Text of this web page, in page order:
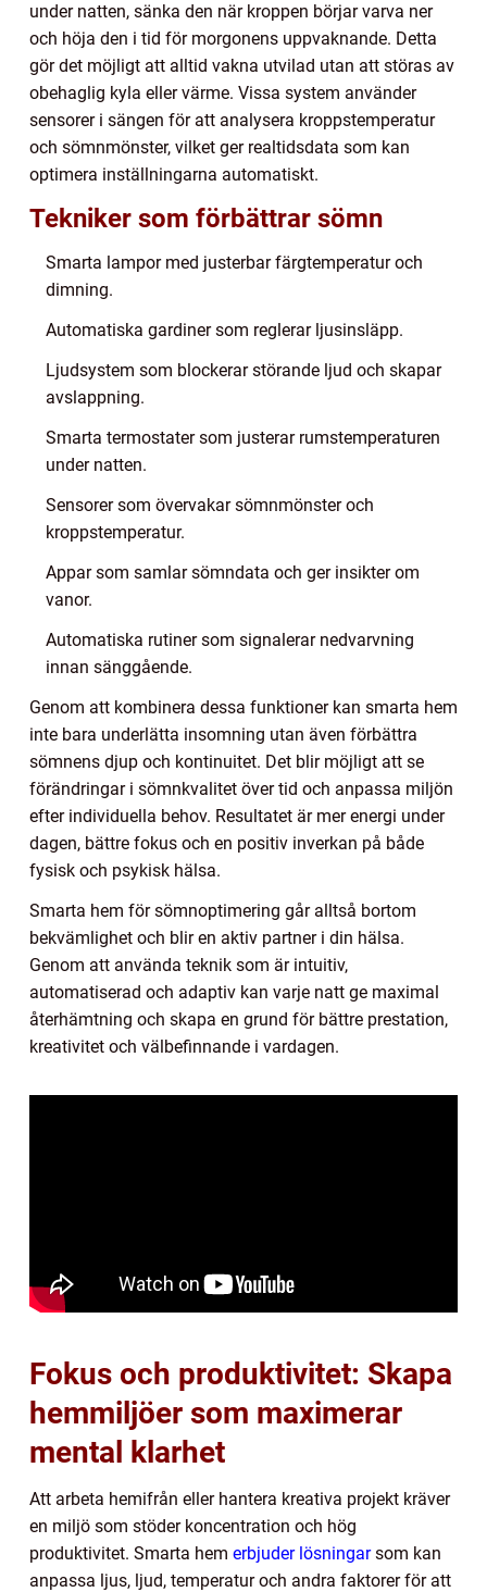
under natten, sänka den när kroppen börjar varva ner
och höja den i tid för morgonens uppvaknande. Detta
gör det möjligt att alltid vakna utvilad utan att störas av
obehaglig kyla eller värme. Vissa system använder
sensorer i sängen för att analysera kroppstemperatur
och sömnmönster, vilket ger realtidsdata som kan
optimera inställningarna automatiskt.
Tekniker som förbättrar sömn
Smarta lampor med justerbar färgtemperatur och
dimning.
Automatiska gardiner som reglerar ljusinsläpp.
Ljudsystem som blockerar störande ljud och skapar
avslappning.
Smarta termostater som justerar rumstemperaturen
under natten.
Sensorer som övervakar sömnmönster och
kroppstemperatur.
Appar som samlar sömndata och ger insikter om
vanor.
Automatiska rutiner som signalerar nedvarvning
innan sänggående.
Genom att kombinera dessa funktioner kan smarta hem
inte bara underlätta insomning utan även förbättra
sömnens djup och kontinuitet. Det blir möjligt att se
förändringar i sömnkvalitet över tid och anpassa miljön
efter individuella behov. Resultatet är mer energi under
dagen, bättre fokus och en positiv inverkan på både
fysisk och psykisk hälsa.
Smarta hem för sömnoptimering går alltså bortom
bekvämlighet och blir en aktiv partner i din hälsa.
Genom att använda teknik som är intuitiv,
automatiserad och adaptiv kan varje natt ge maximal
återhämtning och skapa en grund för bättre prestation,
kreativitet och välbefinnande i vardagen.
Fokus och produktivitet: Skapa
hemmiljöer som maximerar
mental klarhet
Att arbeta hemifrån eller hantera kreativa projekt kräver
en miljö som stöder koncentration och hög
produktivitet. Smarta hem erbjuder lösningarsom kan
anpassa ljus, ljud, temperatur och andra faktorer för att